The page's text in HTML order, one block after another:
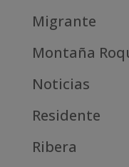
Migrante
Montaña
Noticias
Residente
Ribera